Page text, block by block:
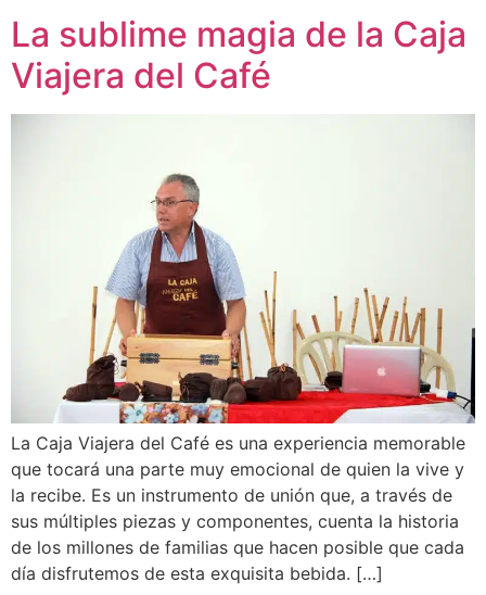
La sublime magia de la Caja
Viajera del Café
La Caja Viajera del Café es una experiencia memorable
que tocará una parte muy emocional de quien la vive y
la recibe. Es un instrumento de unión que, a través de
sus múltiples piezas y componentes, cuenta la historia
de los millones de familias que hacen posible que cada
día disfrutemos de esta exquisita bebida. […]